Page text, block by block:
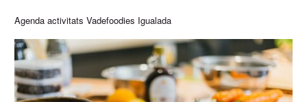
Agenda activitats Vadefoodies Igualada